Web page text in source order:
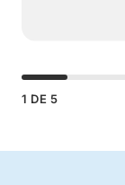
1 DE 5